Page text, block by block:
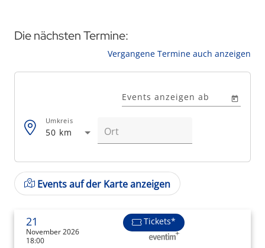
Die nächsten Termine:
Vergangene Termine auch anzeigen
Events anzeigen ab
50 km
Umkreis
Events auf der Karte anzeigen
21
November 2026
18:00
Tickets*